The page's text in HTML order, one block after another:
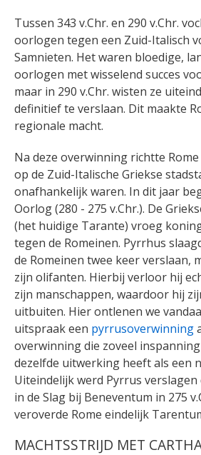
Tussen 343 v.Chr. en 290 v.Chr.
oorlogen tegen een Zuid-Italisch
Samnieten. Het waren bloedige,
oorlogen met wisselend succes
maar in 290 v.Chr. wisten ze
definitief te verslaan. Dit maakte
regionale macht.
Na deze overwinning richtte Rome
op de Zuid-Italische Griekse
onafhankelijk waren. In dit jaar
Oorlog (280 - 275 v.Chr.). De
(het huidige Tarante) vroeg
tegen de Romeinen. Pyrrhus
de Romeinen twee keer verslaan,
zijn olifanten. Hierbij verloor hij
zijn manschappen, waardoor hij
uitbuiten. Hier ontlenen we
uitspraak een pyrrusoverwinning
overwinning die zoveel
dezelfde uitwerking heeft als een
Uiteindelijk werd Pyrrus verslagen
in de Slag bij Beneventum in 275
veroverde Rome eindelijk
MACHTSSTRIJD MET